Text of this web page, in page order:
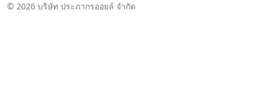
© 2026 บริษัท ประภากรออยล์ จำกัด